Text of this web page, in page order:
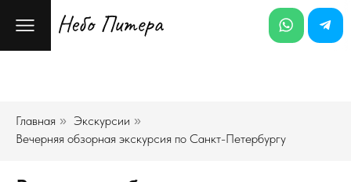
Главная » Экскурсии »
Вечерняя обзорная экскурсия по Санкт-Петербургу